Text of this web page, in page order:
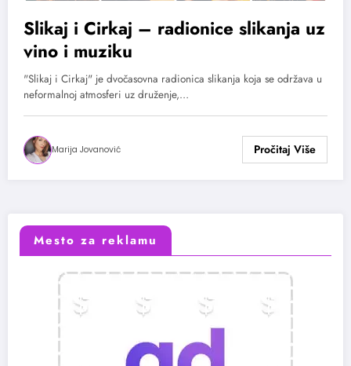
Slikaj i Cirkaj – radionice slikanja uz
vino i muziku
"Slikaj i Cirkaj" je dvočasovna radionica slikanja koja se održava u
neformalnoj atmosferi uz druženje,…
Marija Jovanović
Mesto za reklamu